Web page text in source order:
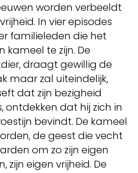
worden verbeeldt
In vier episodes
familieleden die het
kameel te zijn. De
draagt gewillig de
maar zal uiteindelijk,
dat zijn bezigheid
ontdekken dat hij zich in
bevindt. De kameel
de geest die vecht
om zo zijn eigen
zijn eigen vrijheid. De